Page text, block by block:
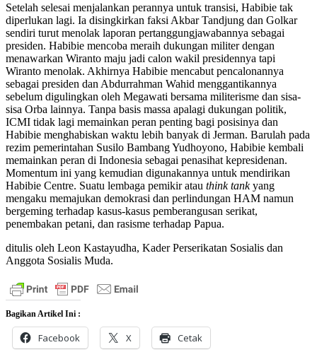
Setelah selesai menjalankan perannya untuk transisi, Habibie tak
diperlukan lagi. Ia disingkirkan faksi Akbar Tandjung dan Golkar
sendiri turut menolak laporan pertanggungjawabannya sebagai
presiden. Habibie mencoba meraih dukungan militer dengan
menawarkan Wiranto maju jadi calon wakil presidennya tapi
Wiranto menolak. Akhirnya Habibie mencabut pencalonannya
sebagai presiden dan Abdurrahman Wahid menggantikannya
sebelum digulingkan oleh Megawati bersama militerisme dan sisa-
sisa Orba lainnya. Tanpa basis massa apalagi dukungan politik,
ICMI tidak lagi memainkan peran penting bagi posisinya dan
Habibie menghabiskan waktu lebih banyak di Jerman. Barulah pada
rezim pemerintahan Susilo Bambang Yudhoyono, Habibie kembali
memainkan peran di Indonesia sebagai penasihat kepresidenan.
Momentum ini yang kemudian digunakannya untuk mendirikan
Habibie Centre. Suatu lembaga pemikir atau think tankyang
mengaku memajukan demokrasi dan perlindungan HAM namun
bergeming terhadap kasus-kasus pemberangusan serikat,
penembakan petani, dan rasisme terhadap Papua.
ditulis oleh Leon Kastayudha, Kader Perserikatan Sosialis dan
Anggota Sosialis Muda.
Bagikan Artikel Ini :
Facebook X Cetak